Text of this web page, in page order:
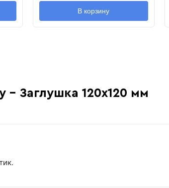
В корзину
- Заглушка 120х120 мм